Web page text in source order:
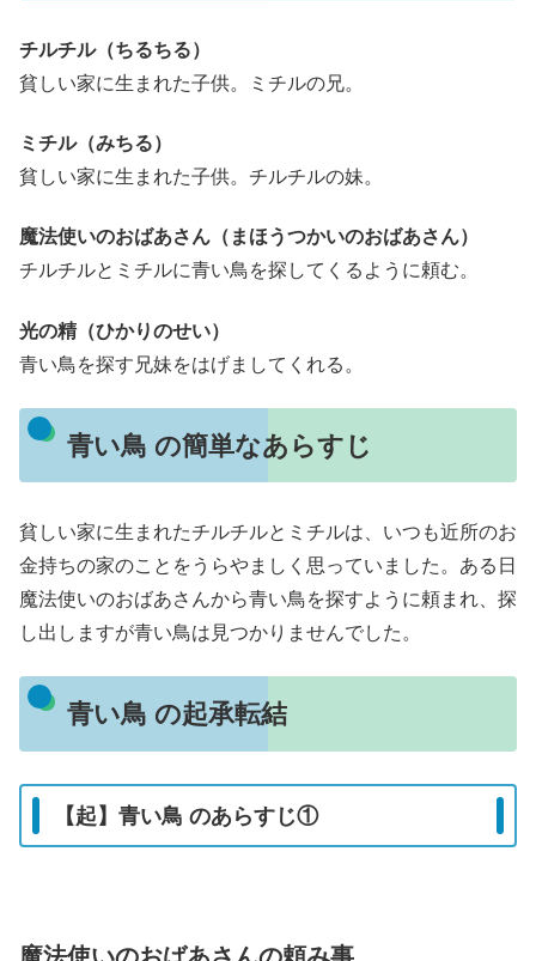
チルチル（ちるちる）
貧しい家に生まれた子供。ミチルの兄。
ミチル（みちる）
貧しい家に生まれた子供。チルチルの妹。
魔法使いのおばあさん（まほうつかいのおばあさん）
チルチルとミチルに青い鳥を探してくるように頼む。
光の精（ひかりのせい）
青い鳥を探す兄妹をはげましてくれる。
青い鳥 の簡単なあらすじ
貧しい家に生まれたチルチルとミチルは、いつも近所のお
金持ちの家のことをうらやましく思っていました。ある日
魔法使いのおばあさんから青い鳥を探すように頼まれ、探
し出しますが青い鳥は見つかりませんでした。
青い鳥 の起承転結
【起】青い鳥 のあらすじ①